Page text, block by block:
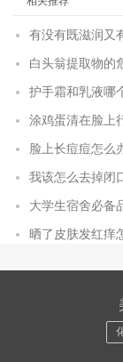
有没有既滋润又
白头翁提取物的
护手霜和乳液哪
涂鸡蛋清在脸上
脸上长痘痘怎么
我该怎么去掉闭
大学生宿舍必备
晒了皮肤发红痒